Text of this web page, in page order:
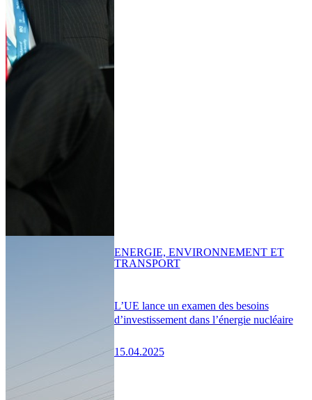
L’UE lance un examen des besoins
d’investissement dans l’énergie nucléaire
15.04.2025
ENERGIE, ENVIRONNEMENT ET
TRANSPORT